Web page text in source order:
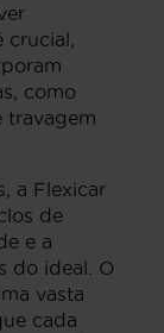
crucial,
como
travagem
a Flexicar
de
e a
do ideal. O
vasta
cada